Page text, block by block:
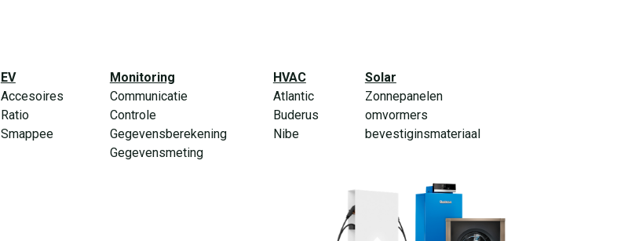
EV
Accesoires
Ratio
Smappee
Monitoring
Communicatie
Controle
Gegevensberekening
Gegevensmeting
HVAC
Atlantic
Buderus
Nibe
Solar
Zonnepanelen
omvormers
bevestiginsmateriaal